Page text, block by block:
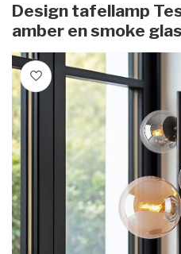
Design tafellamp
amber en smoke